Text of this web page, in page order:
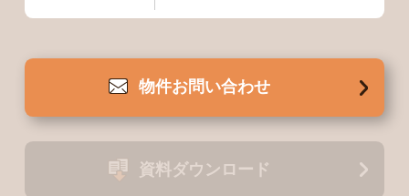
物件お問い合わせ
資料ダウンロード